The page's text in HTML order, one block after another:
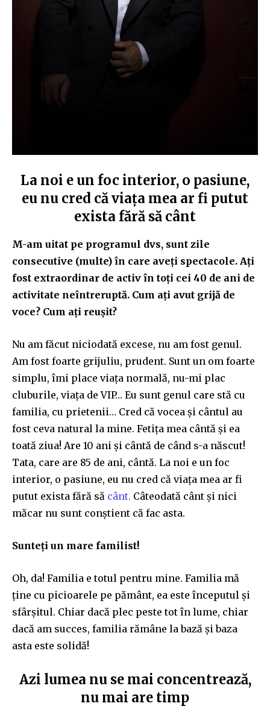
La noi e un foc interior, o pasiune,
eu nu cred că viața mea ar fi putut
exista fără să cânt
M-am uitat pe programul dvs, sunt zile
consecutive (multe) în care aveți spectacole. Ați
fost extraordinar de activ în toți cei 40 de ani de
activitate neîntreruptă. Cum ați avut grijă de
voce? Cum ați reușit?
Nu am făcut niciodată excese, nu am fost genul.
Am fost foarte grijuliu, prudent. Sunt un om foarte
simplu, îmi place viața normală, nu-mi plac
cluburile, viața de VIP… Eu sunt genul care stă cu
familia, cu prietenii… Cred că vocea și cântul au
fost ceva natural la mine. Fetița mea cântă și ea
toată ziua! Are 10 ani și cântă de când s-a născut!
Tata, care are 85 de ani, cântă. La noi e un foc
interior, o pasiune, eu nu cred că viața mea ar fi
putut exista fără să cânt. Câteodată cânt și nici
măcar nu sunt conștient că fac asta.
Sunteți un mare familist!
Oh, da! Familia e totul pentru mine. Familia mă
ține cu picioarele pe pământ, ea este începutul și
sfârșitul. Chiar dacă plec peste tot în lume, chiar
dacă am succes, familia rămâne la bază și baza
asta este solidă!
Azi lumea nu se mai concentrează,
nu mai are timp